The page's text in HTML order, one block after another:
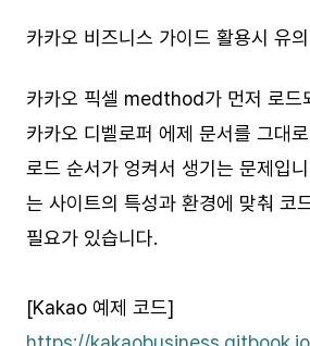
카카오 비즈니스 가이드 활용시 유
카카오 픽셀 medthod가 먼저 로드
카카오 디벨로퍼 에제 문서를 그대
로드 순서가 엉켜서 생기는 문제입
는 사이트의 특성과 환경에 맞춰 코
필요가 있습니다.
[Kakao 예제 코드]